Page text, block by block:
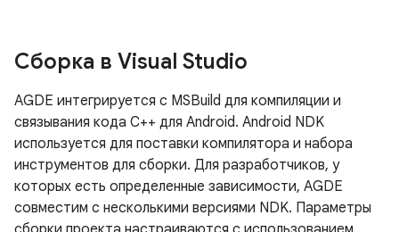
Сборка в Visual Studio
AGDE интегрируется с MSBuild для компиляции и
связывания кода C++ для Android. Android NDK
используется для поставки компилятора и набора
инструментов для сборки. Для разработчиков, у
которых есть определенные зависимости, AGDE
совместим с несколькими версиями NDK. Параметры